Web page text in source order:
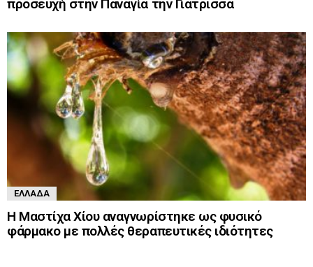
προσευχή στην Παναγία την Γιάτρισσα
ΕΛΛΆΔΑ
Η Μαστίχα Χίου αναγνωρίστηκε ως φυσικό
φάρμακο με πολλές θεραπευτικές ιδιότητες